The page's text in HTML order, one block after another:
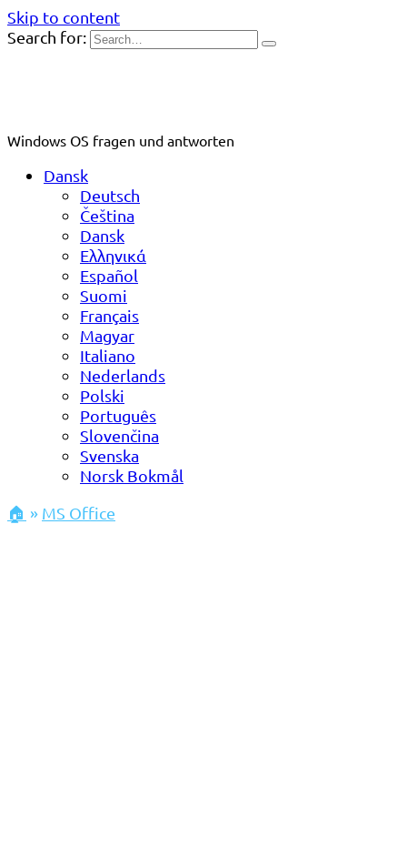
Skip to content
Search for:
Windows OS fragen und antworten
Dansk
Deutsch
Čeština
Dansk
Ελληνικά
Español
Suomi
Français
Magyar
Italiano
Nederlands
Polski
Português
Slovenčina
Svenska
Norsk Bokmål
🏠 » MS Office